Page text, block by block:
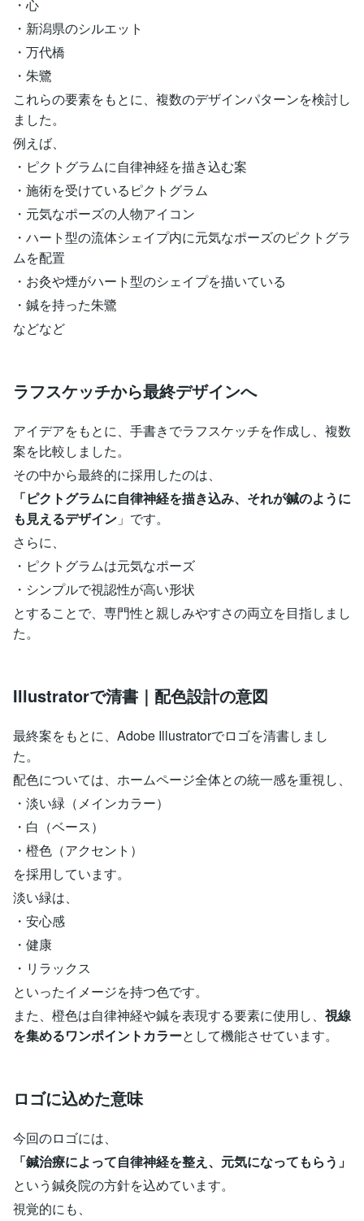
・心
・新潟県のシルエット
・万代橋
・朱鷺
これらの要素をもとに、複数のデザインパターンを検討し
ました。
例えば、
・ピクトグラムに自律神経を描き込む案
・施術を受けているピクトグラム
・元気なポーズの人物アイコン
・ハート型の流体シェイプ内に元気なポーズのピクトグラ
ムを配置
・お灸や煙がハート型のシェイプを描いている
・鍼を持った朱鷺
などなど
ラフスケッチから最終デザインへ
アイデアをもとに、手書きでラフスケッチを作成し、複数
案を比較しました。
その中から最終的に採用したのは、
「ピクトグラムに自律神経を描き込み、それが鍼のように
も見えるデザイン 」です。
さらに、
・ピクトグラムは元気なポーズ
・シンプルで視認性が高い形状
とすることで、専門性と親しみやすさの両立を目指しまし
た。
Illustratorで清書｜配色設計の意図
最終案をもとに、Adobe Illustratorでロゴを清書しまし
た。
配色については、ホームページ全体との統一感を重視し、
・淡い緑（メインカラー）
・白（ベース）
・橙色（アクセント）
を採用しています。
淡い緑は、
・安心感
・健康
・リラックス
といったイメージを持つ色です。
また、橙色は自律神経や鍼を表現する要素に使用し、 視線
を集めるワンポイントカラーとして機能させています。
ロゴに込めた意味
今回のロゴには、
「鍼治療によって自律神経を整え、元気になってもらう」
という鍼灸院の方針を込めています。
視覚的にも、